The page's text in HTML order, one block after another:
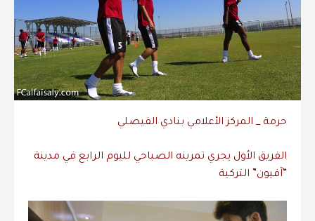
حرمة _ المركز الأعلامي بنادي الفيصلي
الفريق الأول يجري تمرينه الصباحي لليوم الرابع في مدينة
“آفيون” التركية